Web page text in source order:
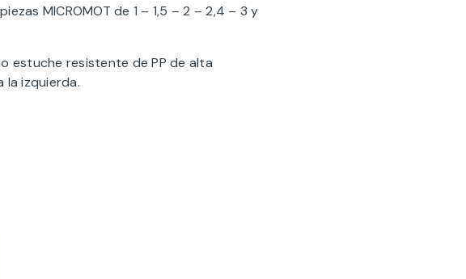
MICROMOT de 1 – 1,5 – 2 – 2,4 – 3 y
estuche resistente de PP de alta
la izquierda.